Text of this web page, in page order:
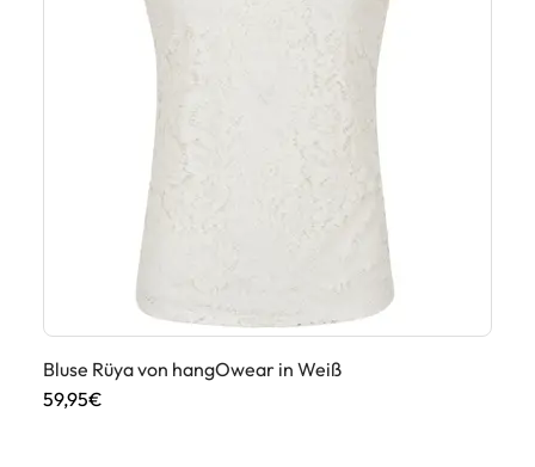
Bluse Rüya von hangOwear in Weiß
59,95€